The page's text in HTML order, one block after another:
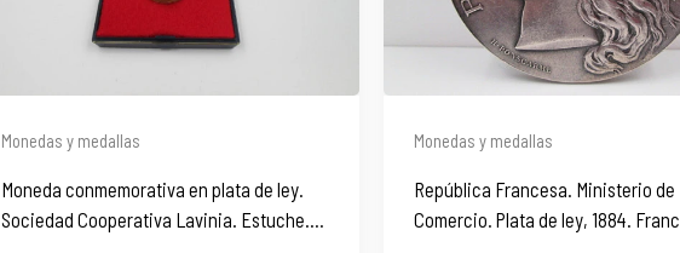
Monedas y medallas
Moneda conmemorativa en plata de ley.
Sociedad Cooperativa Lavinia. Estuche.
Monedas y medallas
República Francesa. Ministerio de
Comercio. Plata de ley, 1884.